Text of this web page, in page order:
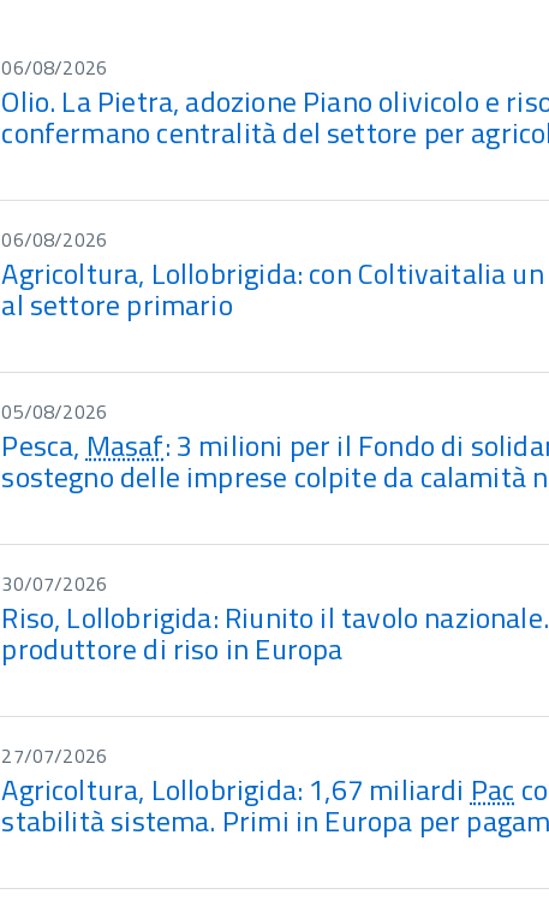
06/08/2026
Olio. La Pietra, adozione Piano olivicolo e
confermano centralità del settore per
06/08/2026
Agricoltura, Lollobrigida: con Coltivaitalia
al settore primario
05/08/2026
Pesca, Masaf: 3 milioni per il Fondo di
sostegno delle imprese colpite da calamità
30/07/2026
Riso, Lollobrigida: Riunito il tavolo
produttore di riso in Europa
27/07/2026
Agricoltura, Lollobrigida: 1,67 miliardi Pac
stabilità sistema. Primi in Europa per